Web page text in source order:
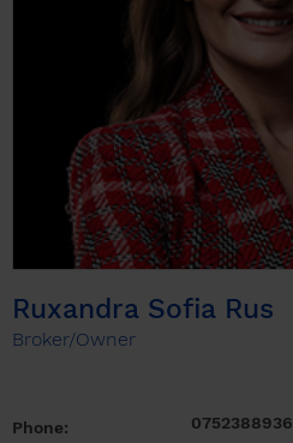
Ruxandra Sofia Rus
Broker/Owner
Phone: 0752388936